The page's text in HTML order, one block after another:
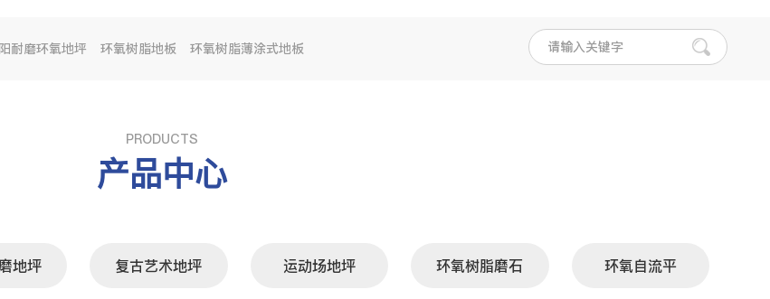
耐磨环氧地坪 环氧树脂地板 环氧树脂薄涂式地板
PRODUCTS
产品中心
地坪 复古艺术地坪 运动场地坪 环氧树脂磨石 环氧自流平